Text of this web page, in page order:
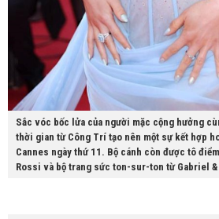
Sắc vóc bốc lửa của người mặc cộng hưởng
thời gian từ Công Trí tạo nên một sự kết hợp
Cannes ngày thứ 11. Bộ cánh còn được tô
Rossi và bộ trang sức ton-sur-ton từ Gabriel &